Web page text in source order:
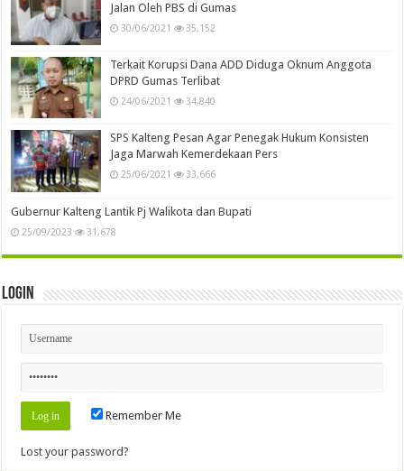
Jalan Oleh PBS di Gumas
30/06/2021 35,152
Terkait Korupsi Dana ADD Diduga Oknum Anggota
DPRD Gumas Terlibat
24/06/2021 34,840
SPS Kalteng Pesan Agar Penegak Hukum Konsisten
Jaga Marwah Kemerdekaan Pers
25/06/2021 33,666
Gubernur Kalteng Lantik Pj Walikota dan Bupati
25/09/2023 31,678
Login
Remember Me
Lost your password?